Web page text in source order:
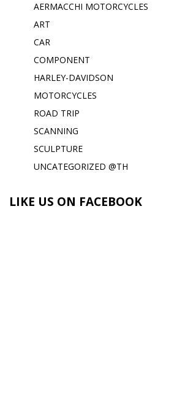
AERMACCHI MOTORCYCLES
ART
CAR
COMPONENT
HARLEY-DAVIDSON
MOTORCYCLES
ROAD TRIP
SCANNING
SCULPTURE
UNCATEGORIZED @TH
LIKE US ON FACEBOOK